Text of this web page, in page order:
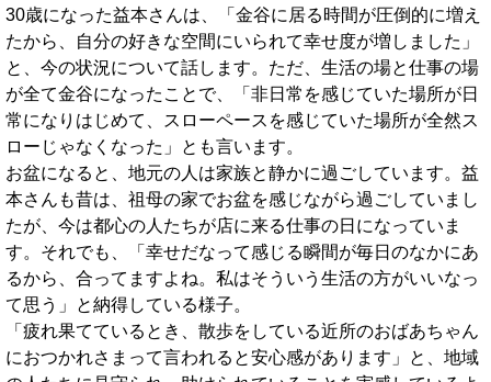
30歳になった益本さんは、「金谷に居る時間が圧倒的に増え
たから、自分の好きな空間にいられて幸せ度が増しました」
と、今の状況について話します。ただ、生活の場と仕事の場
が全て金谷になったことで、「非日常を感じていた場所が日
常になりはじめて、スローペースを感じていた場所が全然ス
ローじゃなくなった」とも言います。
お盆になると、地元の人は家族と静かに過ごしています。益
本さんも昔は、祖母の家でお盆を感じながら過ごしていまし
たが、今は都心の人たちが店に来る仕事の日になっていま
す。それでも、「幸せだなって感じる瞬間が毎日のなかにあ
るから、合ってますよね。私はそういう生活の方がいいなっ
て思う」と納得している様子。
「疲れ果てているとき、散歩をしている近所のおばあちゃん
におつかれさまって言われると安心感があります」と、地域